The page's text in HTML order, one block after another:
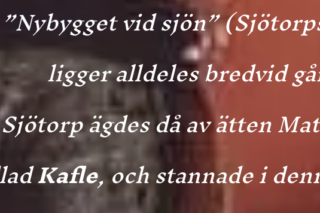
”Nybygget vid sjön”
ligger alldeles bredvid
Sjötorp ägdes då av ätten
Kafle, och stannade i